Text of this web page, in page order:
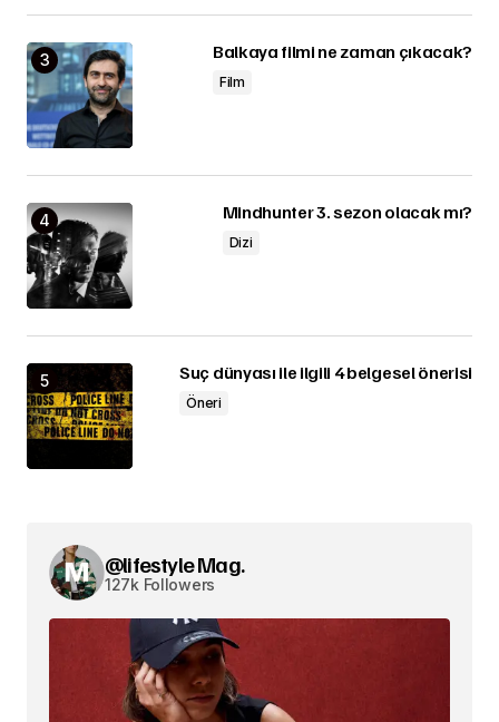
Balkaya filmi ne zaman çıkacak?
Film
Mindhunter 3. sezon olacak mı?
Dizi
Suç dünyası ile ilgili 4 belgesel önerisi
Öneri
@lifestyle Mag.
127k Followers